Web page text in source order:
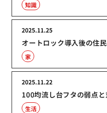
知識
オートロック導入後の住
2025.11.25
家
100均流し台フタの弱点と
2025.11.22
生活